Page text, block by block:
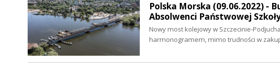
Polska Morska (09.06.2022) -
Absolwenci Państwowej
Nowy most kolejowy w Szczecinie-
harmonogramem, mimo trudności w